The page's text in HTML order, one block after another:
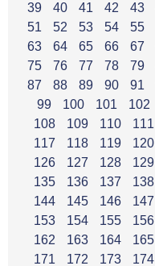
39
40 41 42 43
51
52 53 54 55
63
64 65 66 67
75
76 77 78 79
87
88 89 90 91
99
100 101 102
108
109 110 111
117
118 119 120
126
127 128 129
135
136 137 138
144
145 146 147
153
154 155 156
162
163 164 165
171
172 173 174